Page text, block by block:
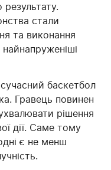
стали
та виконання
баскетбол
Гравець повинен
рішення
дії. Саме тому
є не менш